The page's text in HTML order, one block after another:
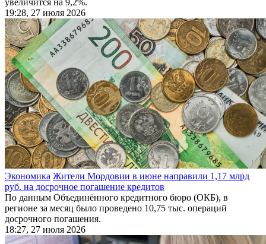
19:28, 27 июля 2026
Экономика Жители Мордовии в июне направили 1,17 млрд
руб. на досрочное погашение кредитов
По данным Объединённого кредитного бюро (ОКБ), в
регионе за месяц было проведено 10,75 тыс. операций
досрочного погашения.
18:27, 27 июля 2026